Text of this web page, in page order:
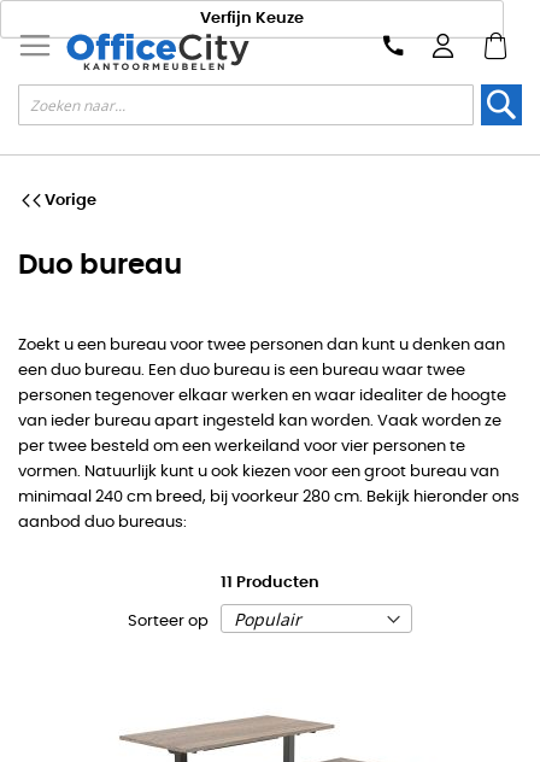
Vorige
Duo bureau
Zoekt u een bureau voor twee personen dan kunt u denken aan
een duo bureau. Een duo bureau is een bureau waar twee
personen tegenover elkaar werken en waar idealiter de hoogte
van ieder bureau apart ingesteld kan worden. Vaak worden ze
per twee besteld om een werkeiland voor vier personen te
vormen. Natuurlijk kunt u ook kiezen voor een groot bureau van
minimaal 240 cm breed, bij voorkeur 280 cm. Bekijk hieronder ons
aanbod duo bureaus:
Producten
Sorteer op
Verfijn Keuze